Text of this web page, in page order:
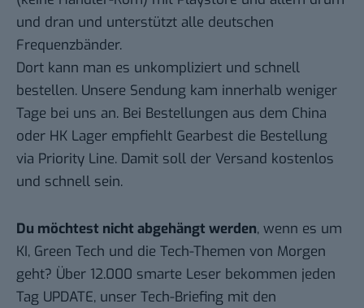
und dran und unterstützt alle deutschen
Frequenzbänder.
Dort kann man es unkompliziert und schnell
bestellen. Unsere Sendung kam innerhalb weniger
Tage bei uns an. Bei Bestellungen aus dem China
oder HK Lager empfiehlt Gearbest die Bestellung
via Priority Line. Damit soll der Versand kostenlos
und schnell sein.
Du möchtest nicht abgehängt werden, wenn es um
KI, Green Tech und die Tech-Themen von Morgen
geht? Über 12.000 smarte Leser bekommen jeden
Tag UPDATE, unser Tech-Briefing mit den